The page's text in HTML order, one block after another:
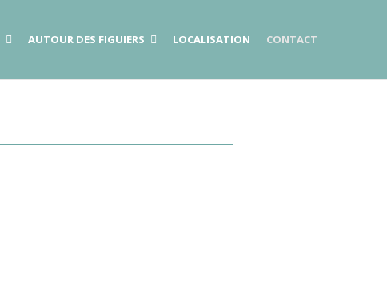
AUTOUR DES FIGUIERS LOCALISATION CONTACT